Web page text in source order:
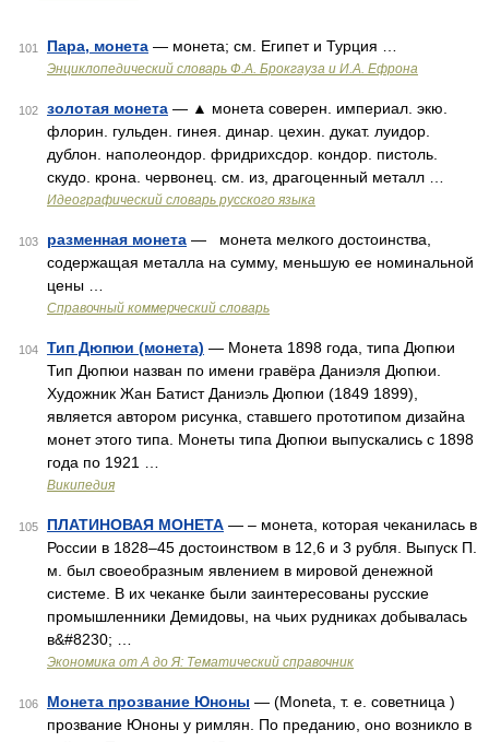
101 Пара, монета — монета; см. Египет и Турция …
Энциклопедический словарь Ф.А. Брокгауза и И.А. Ефрона
102 золотая монета — ▲ монета соверен. империал. экю.
флорин. гульден. гинея. динар. цехин. дукат. луидор.
дублон. наполеондор. фридрихсдор. кондор. пистоль.
скудо. крона. червонец. см. из, драгоценный металл …
Идеографический словарь русского языка
103 разменная монета — монета мелкого достоинства,
содержащая металла на сумму, меньшую ее номинальной
цены …
Справочный коммерческий словарь
104 Тип Дюпюи (монета) — Монета 1898 года, типа Дюпюи
Тип Дюпюи назван по имени гравёра Даниэля Дюпюи.
Художник Жан Батист Даниэль Дюпюи (1849 1899),
является автором рисунка, ставшего прототипом дизайна
монет этого типа. Монеты типа Дюпюи выпускались с 1898
года по 1921 …
Википедия
105 ПЛАТИНОВАЯ МОНЕТА — – монета, которая чеканилась в
России в 1828–45 достоинством в 12,6 и 3 рубля. Выпуск П.
м. был своеобразным явлением в мировой денежной
системе. В их чеканке были заинтересованы русские
промышленники Демидовы, на чьих рудниках добывалась
в&#8230; …
Экономика от А до Я: Тематический справочник
106 Монета прозвание Юноны — (Moneta, т. е. советница )
прозвание Юноны у римлян. По преданию, оно возникло в